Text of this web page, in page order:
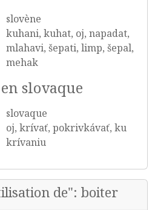
slovène
kuhani, kuhat, oj, napadat,
mlahavi, šepati, limp, šepal,
mehak
slovaque
slovaque
oj, krívať, pokrivkávať, ku
krívaniu
de": boiter